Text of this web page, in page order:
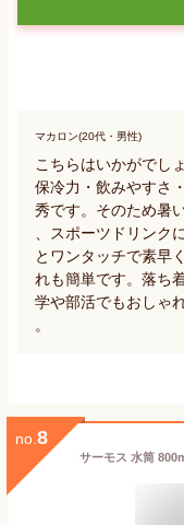
マカロン(20代・男性)
こちらはいかがでし
保冷力・飲みやすさ
秀です。そのため暑
、スポーツドリンク
とワンタッチで素早
れも簡単です。落ち
学や部活でもおしゃ
。
no. 8